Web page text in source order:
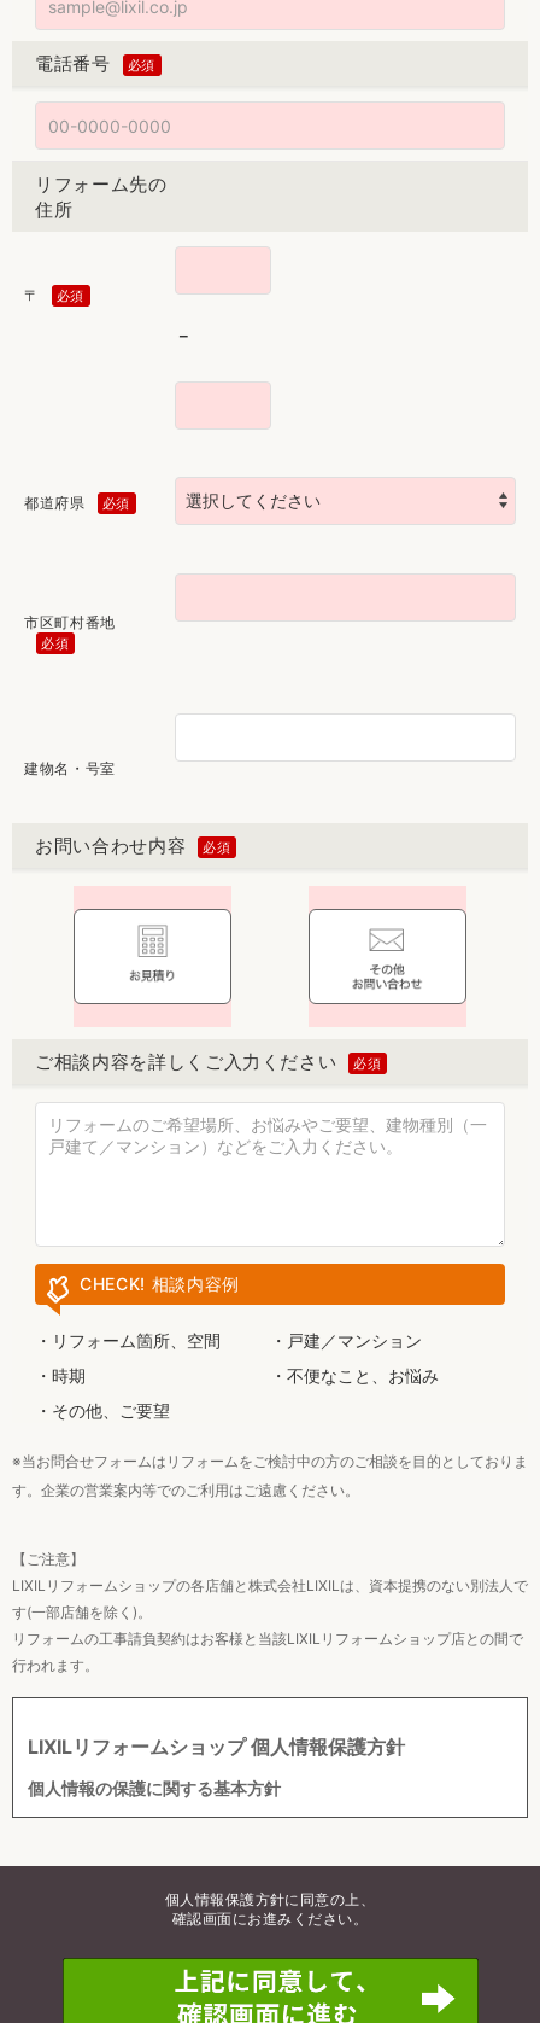
電話番号
リフォーム先の
住所
〒
－
都道府県
市区町村番地
建物名・号室
お問い合わせ内容
1
ご相談内容を詳しく ご入力ください
CHECK! 相談内容例
リフォーム箇所、空間
戸建／マンション
時期
不便なこと、お悩み
その他、ご要望
※当お問合せフォームはリフォームをご検討中の方のご相談を目的としておりま
す。企業の営業案内等でのご利用はご遠慮ください。
【ご注意】
LIXILリフォームショップの各店舗と株式会社LIXILは、資本提携のない別法人で
す(一部店舗を除く)。
リフォームの工事請負契約はお客様と当該LIXILリフォームショップ店との間で
行われます。
LIXILリフォームショップ 個人情報保護方針
個人情報の保護に関する基本方針
は、当社が取得する個人情報（当社が、当社フランチャイ
得する個人情報を含みます。）を、この個人情報保護方針
（以下、「本方針」といいます。）に基づき、適切に取扱
個人情報保護方針に同意の上、
確認画面にお進みください。